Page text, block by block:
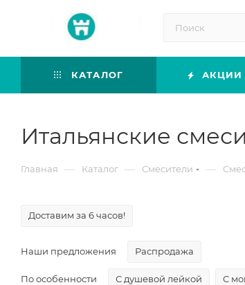
КАТАЛОГ АКЦИИ
Итальянские
Главная — Каталог — Смесители —
Доставим за 6 часов!
Наши предложения Распродажа
По особенности С душевой лейкой С